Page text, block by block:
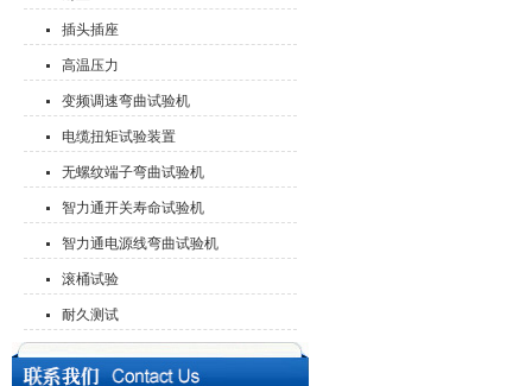
插头插座
高温压力
变频调速弯曲试验机
电缆扭矩试验装置
无螺纹端子弯曲试验机
智力通开关寿命试验机
智力通电源线弯曲试验机
滚桶试验
耐久测试